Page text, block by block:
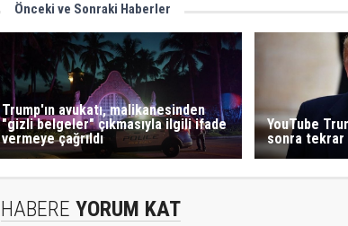
Önceki ve Sonraki Haberler
Trump'ın avukatı, malikanesinden
"gizli belgeler" çıkmasıyla ilgili ifade
vermeye çağrıldı
YouTube
sonra tekrar
HABERE YORUM KAT